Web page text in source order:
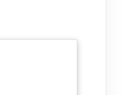
18 V Ah Li-
tension et